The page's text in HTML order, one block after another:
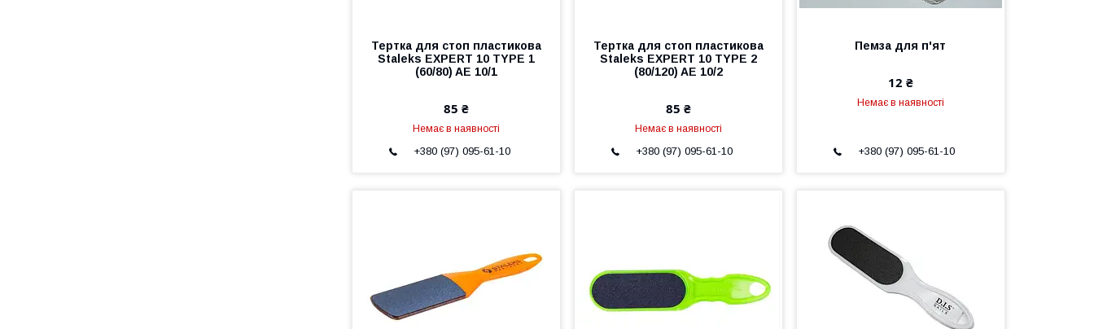
Тертка для стоп пластикова
Staleks EXPERT 10 TYPE 1
(60/80) AE 10/1
85 ₴
Немає в наявності
+380 (97) 095-61-10
Тертка для стоп пластикова
Staleks EXPERT 10 TYPE 2
(80/120) AE 10/2
85 ₴
Немає в наявності
+380 (97) 095-61-10
Пемза для п'ят
12 ₴
Немає в наявності
+380 (97) 095-61-10